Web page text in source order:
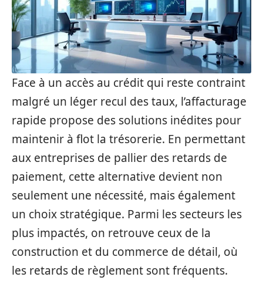
Face à un accès au crédit qui reste contraint
malgré un léger recul des taux, l’affacturage
rapide propose des solutions inédites pour
maintenir à flot la trésorerie. En permettant
aux entreprises de pallier des retards de
paiement, cette alternative devient non
seulement une nécessité, mais également
un choix stratégique. Parmi les secteurs les
plus impactés, on retrouve ceux de la
construction et du commerce de détail, où
les retards de règlement sont fréquents.